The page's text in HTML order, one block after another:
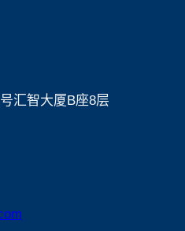
汇智大厦B座8层